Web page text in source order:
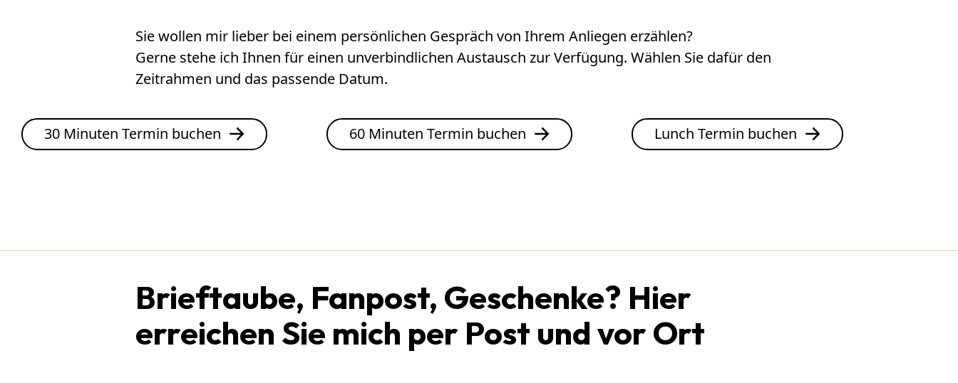
Sie wollen mir lieber bei einem persönlichen Gespräch von Ihrem Anliegen erzählen?
Gerne stehe ich Ihnen für einen unverbindlichen Austausch zur Verfügung. Wählen Sie dafür den
Zeitrahmen und das passende Datum.
30 Minuten Termin buchen 60 Minuten Termin buchen Lunch Termin buchen
Brieftaube, Fanpost, Geschenke? Hier
erreichen Sie mich per Post und vor Ort